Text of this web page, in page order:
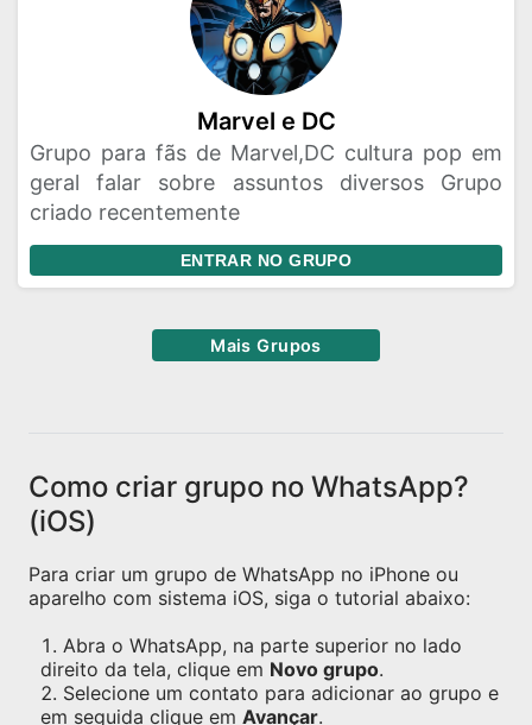
Marvel e DC
Grupo para fãs de Marvel,DC cultura pop em
geral falar sobre assuntos diversos Grupo
criado recentemente
ENTRAR NO GRUPO
Mais Grupos
Como criar grupo no WhatsApp?
(iOS)
Para criar um grupo de WhatsApp no iPhone ou
aparelho com sistema iOS, siga o tutorial abaixo:
Abra o WhatsApp, na parte superior no lado
direito da tela, clique em Novo grupo.
Selecione um contato para adicionar ao grupo e
em seguida clique em Avançar.